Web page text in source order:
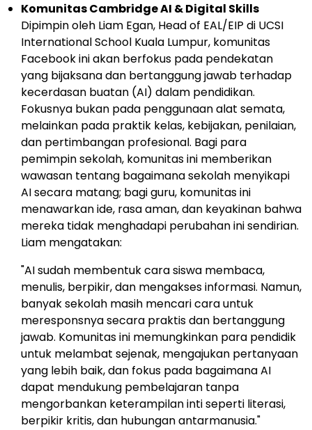
Komunitas Cambridge AI & Digital Skills
Dipimpin oleh Liam Egan, Head of EAL/EIP di UCSI
International School Kuala Lumpur, komunitas
Facebook ini akan berfokus pada pendekatan
yang bijaksana dan bertanggung jawab terhadap
kecerdasan buatan (AI) dalam pendidikan.
Fokusnya bukan pada penggunaan alat semata,
melainkan pada praktik kelas, kebijakan, penilaian,
dan pertimbangan profesional. Bagi para
pemimpin sekolah, komunitas ini memberikan
wawasan tentang bagaimana sekolah menyikapi
AI secara matang; bagi guru, komunitas ini
menawarkan ide, rasa aman, dan keyakinan bahwa
mereka tidak menghadapi perubahan ini sendirian.
Liam mengatakan:
"AI sudah membentuk cara siswa membaca,
menulis, berpikir, dan mengakses informasi. Namun,
banyak sekolah masih mencari cara untuk
meresponsnya secara praktis dan bertanggung
jawab. Komunitas ini memungkinkan para pendidik
untuk melambat sejenak, mengajukan pertanyaan
yang lebih baik, dan fokus pada bagaimana AI
dapat mendukung pembelajaran tanpa
mengorbankan keterampilan inti seperti literasi,
berpikir kritis, dan hubungan antarmanusia."